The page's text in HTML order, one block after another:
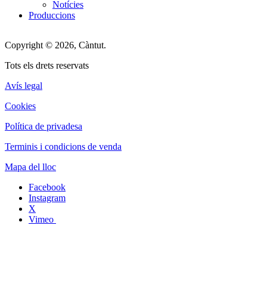
Notícies
Produccions
Copyright © 2026, Càntut.
Tots els drets reservats
Avís legal
Cookies
Política de privadesa
Terminis i condicions de venda
Mapa del lloc
Facebook
Instagram
X
Vimeo